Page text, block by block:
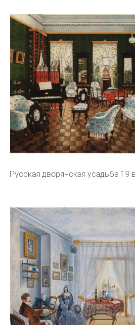
Русская дворянская усадьба 19